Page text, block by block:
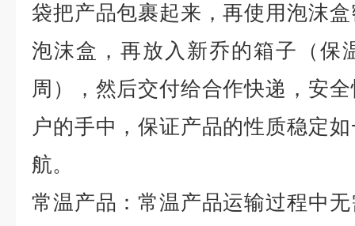
袋把产品包裹起来，再使用泡沫
泡沫盒，再放入新乔的箱子（保
周），然后交付给合作快递，安
户的手中，保证产品的性质稳定
航。
常温产品：常温产品运输过程中